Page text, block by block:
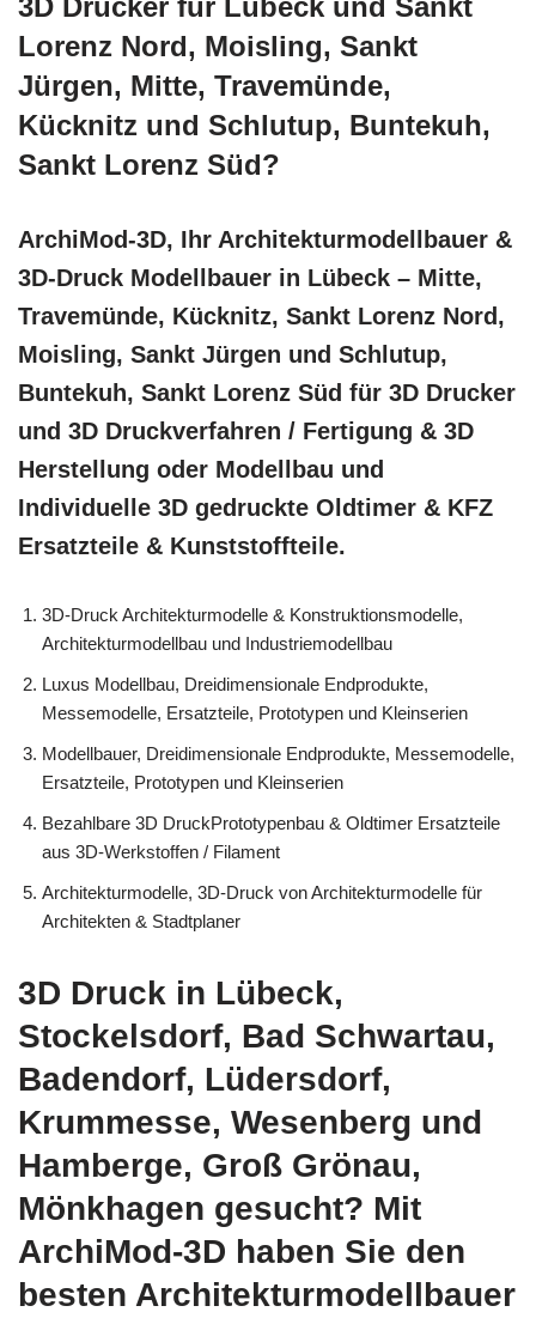
3D Drucker für Lübeck und Sankt
Lorenz Nord, Moisling, Sankt
Jürgen, Mitte, Travemünde,
Kücknitz und Schlutup, Buntekuh,
Sankt Lorenz Süd?
ArchiMod-3D, Ihr Architekturmodellbauer &
3D-Druck Modellbauer in Lübeck – Mitte,
Travemünde, Kücknitz, Sankt Lorenz Nord,
Moisling, Sankt Jürgen und Schlutup,
Buntekuh, Sankt Lorenz Süd für 3D Drucker
und 3D Druckverfahren / Fertigung & 3D
Herstellung oder Modellbau und
Individuelle 3D gedruckte Oldtimer & KFZ
Ersatzteile & Kunststoffteile.
3D-Druck Architekturmodelle & Konstruktionsmodelle,
Architekturmodellbau und Industriemodellbau
Luxus Modellbau, Dreidimensionale Endprodukte,
Messemodelle, Ersatzteile, Prototypen und Kleinserien
Modellbauer, Dreidimensionale Endprodukte, Messemodelle,
Ersatzteile, Prototypen und Kleinserien
Bezahlbare 3D DruckPrototypenbau & Oldtimer Ersatzteile
aus 3D-Werkstoffen / Filament
Architekturmodelle, 3D-Druck von Architekturmodelle für
Architekten & Stadtplaner
3D Druck in Lübeck,
Stockelsdorf, Bad Schwartau,
Badendorf, Lüdersdorf,
Krummesse, Wesenberg und
Hamberge, Groß Grönau,
Mönkhagen gesucht? Mit
ArchiMod-3D haben Sie den
besten Architekturmodellbauer